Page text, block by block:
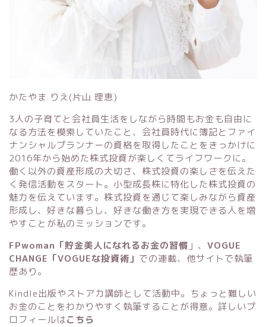
かたやま りえ(片山 理恵)
3人の子育てと会社員生活をしながら時間もお金も自由に
なる方法を模索していたこと、会社員時代に簿記とファイ
ナンシャルプランナーの資格を取得したことをきっかけに
2016年から始めた株式投資が楽しくてライフワークに。
働く以外の資産形成の大切さ、株式投資の楽しさを伝えた
く発信活動をスタート。小型成長株に特化した株式投資の
魅力を伝えています。株式投資を通じて楽しみながら資産
形成し、好きな暮らし、好きな働き方を実現できる人を増
やすことが私のミッションです。
FPwoman「貯金美人になれるお金の習慣 」 、 VOGUE
CHANGE「VOGUEな投資術」 での連載、他サイトで執筆
歴あり。
Kindle出版やストアカ講師として活動中。ちょっと難しい
お金のことをわかりやすく執筆することが得意。詳しいプ
ロフィールはこちら